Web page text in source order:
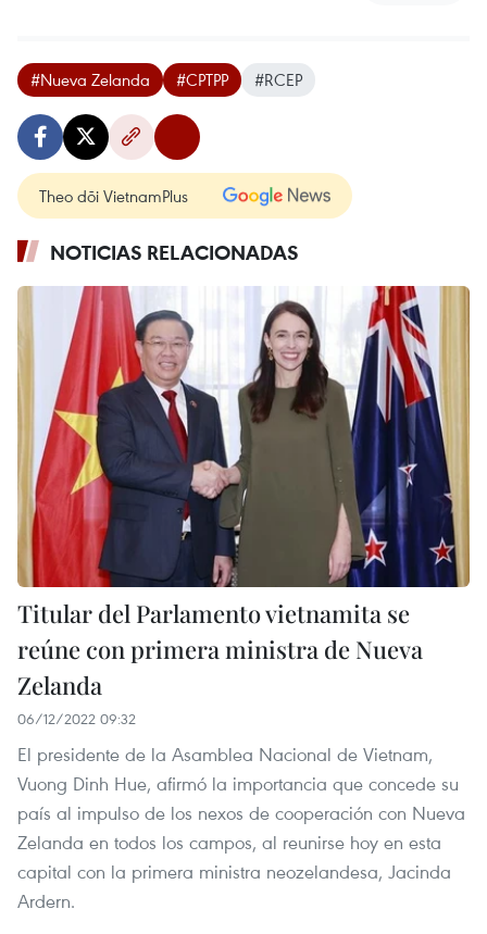
#Nueva Zelanda #CPTPP #RCEP
Theo dõi VietnamPlus
NOTICIAS RELACIONADAS
Titular del Parlamento vietnamita se
reúne con primera ministra de Nueva
Zelanda
06/12/2022 09:32
El presidente de la Asamblea Nacional de Vietnam,
Vuong Dinh Hue, afirmó la importancia que concede su
país al impulso de los nexos de cooperación con Nueva
Zelanda en todos los campos, al reunirse hoy en esta
capital con la primera ministra neozelandesa, Jacinda
Ardern.